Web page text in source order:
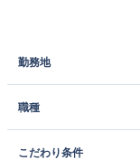
勤務地
職種
こだわり条件